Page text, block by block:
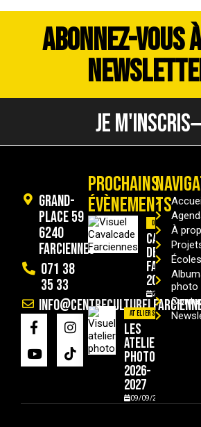
ABONNEZ-VOUS
JE M'INSCRIS
Grand-
Place 59
6240
Farciennes
071 38
35 33
PROCHAINS
ÉVÈNEMENTS
Divers
Cavalcade
de
Farciennes
2026
29/08/2026
Ateliers
Les
ateliers
photo
2026-
2027
09/09/2026
À
Écoles
photo